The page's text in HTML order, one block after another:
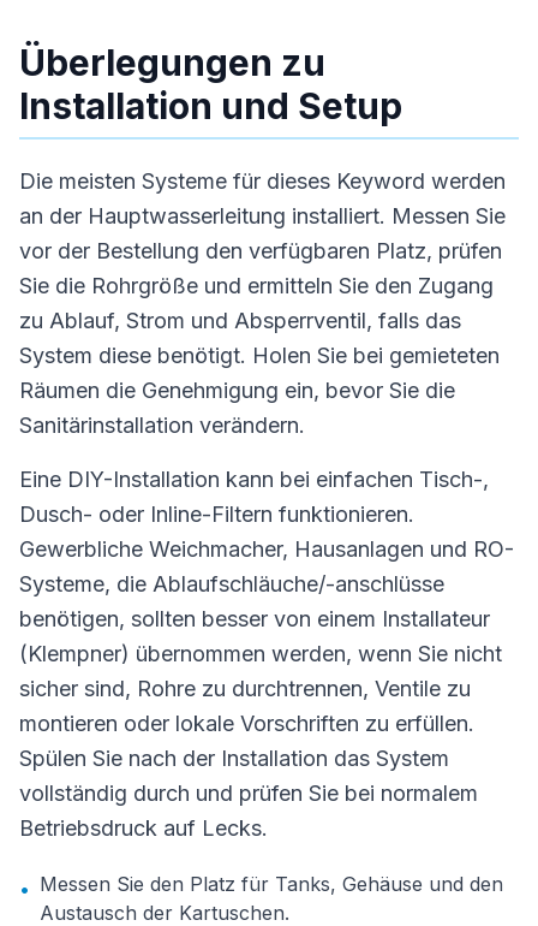
Überlegungen zu
Installation und Setup
Die meisten Systeme für dieses Keyword werden
an der Hauptwasserleitung installiert. Messen Sie
vor der Bestellung den verfügbaren Platz, prüfen
Sie die Rohrgröße und ermitteln Sie den Zugang
zu Ablauf, Strom und Absperrventil, falls das
System diese benötigt. Holen Sie bei gemieteten
Räumen die Genehmigung ein, bevor Sie die
Sanitärinstallation verändern.
Eine DIY-Installation kann bei einfachen Tisch-,
Dusch- oder Inline-Filtern funktionieren.
Gewerbliche Weichmacher, Hausanlagen und RO-
Systeme, die Ablaufschläuche/-anschlüsse
benötigen, sollten besser von einem Installateur
(Klempner) übernommen werden, wenn Sie nicht
sicher sind, Rohre zu durchtrennen, Ventile zu
montieren oder lokale Vorschriften zu erfüllen.
Spülen Sie nach der Installation das System
vollständig durch und prüfen Sie bei normalem
Betriebsdruck auf Lecks.
• Messen Sie den Platz für Tanks, Gehäuse und den
Austausch der Kartuschen.